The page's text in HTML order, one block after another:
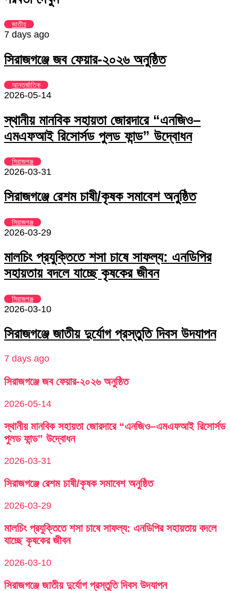
Email
জাতীয়
7 days ago
সিরাজগঞ্জে জব ফেয়ার-২০২৬ অনুষ্ঠিত
আন্তর্জাতিক
2026-05-14
স্থানীয় মানবিক সহায়তা জোরদারে “এনজিও–
এমএফআই রিসোর্সড পুলড ফান্ড” উদ্বোধন
সিরাজগঞ্জ
2026-03-31
সিরাজগঞ্জে রেশম চাষী/কৃষক সমাবেশ অনুষ্ঠিত
সিরাজগঞ্জ
2026-03-29
মালচিং প্রযুক্তিতে শসা চাষে সাফল্য: এনডিপির
সহায়তায় বদলে যাচ্ছে কৃষকের জীবন
সিরাজগঞ্জ
2026-03-10
সিরাজগঞ্জে জাতীয় দুর্যোগ প্রস্তুতি দিবস উদযাপন
7 days ago
সিরাজগঞ্জে জব ফেয়ার-২০২৬ অনুষ্ঠিত
2026-05-14
স্থানীয় মানবিক সহায়তা জোরদারে “এনজিও–এমএফআই রিসোর্সড
পুলড ফান্ড” উদ্বোধন
2026-03-31
সিরাজগঞ্জে রেশম চাষী/কৃষক সমাবেশ অনুষ্ঠিত
2026-03-29
মালচিং প্রযুক্তিতে শসা চাষে সাফল্য: এনডিপির সহায়তায় বদলে
যাচ্ছে কৃষকের জীবন
2026-03-10
সিরাজগঞ্জে জাতীয় দুর্যোগ প্রস্তুতি দিবস উদযাপন